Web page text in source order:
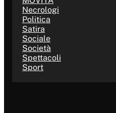
Necrologi
Politica
Satira
Sociale
Società
Spettacoli
Sport